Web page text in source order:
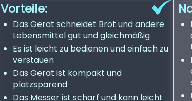
Vorteile:
Das Gerät schneidet Brot und andere
Lebensmittel gut und gleichmäßig
Es ist leicht zu bedienen und einfach zu
verstauen
Das Gerät ist kompakt und
platzsparend
Das Messer ist scharf und kann leicht